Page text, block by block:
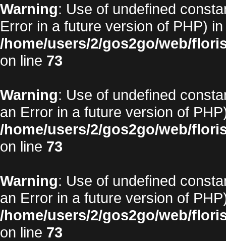
Warning: Use of undefined
Error in a future version of PHP) in
/home/users/2/gos2go/web/
on line 73
Warning: Use of undefined
an Error in a future version of
/home/users/2/gos2go/web/
on line 73
Warning: Use of undefined
an Error in a future version of
/home/users/2/gos2go/web/
on line 73